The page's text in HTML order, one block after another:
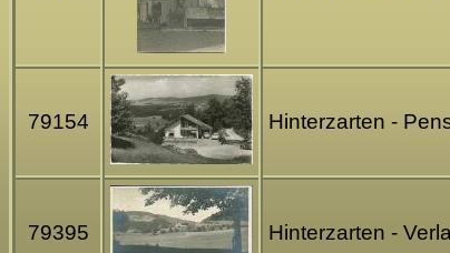
79154 Hinterzarten -
79395 Hinterzarten -